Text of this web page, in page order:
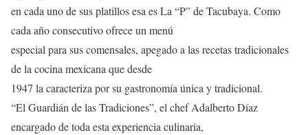
en cada uno de sus platillos esa es La “P” de Tacubaya. Como
cada año consecutivo ofrece un menú
especial para sus comensales, apegado a las recetas tradicionales
de la cocina mexicana que desde
1947 la caracteriza por su gastronomía única y tradicional.
“El Guardián de las Tradiciones”, el chef Adalberto Díaz
encargado de toda esta experiencia culinaria,